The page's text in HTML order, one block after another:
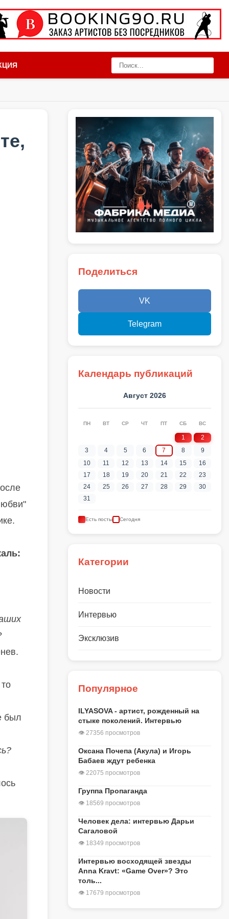
был
Поделиться
VK
Telegram
Календарь публикаций
Август 2026
ПН ВТ СР ЧТ ПТ СБ ВС
1
2
3
4 5 6 7 8
9
10
11 12 13 14 15
16
17
18 19 20 21 22
23
24
25 26 27 28 29
30
31
Есть посты Сегодня
Категории
Новости
Интервью
Эксклюзив
Популярное
ILYASOVA - артист, рожденный на
стыке поколений. Интервью
👁 27356 просмотров
Оксана Почепа (Акула) и Игорь
Бабаев ждут ребенка
👁 22075 просмотров
Группа Пропаганда
👁 18569 просмотров
Человек дела: интервью Дарьи
Сагаловой
👁 18349 просмотров
Интервью восходящей звезды
Anna Kravt: «Game Over»? Это
толь...
👁 17679 просмотров